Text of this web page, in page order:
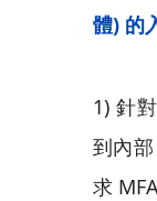
體) 的
1) 針
到內
求